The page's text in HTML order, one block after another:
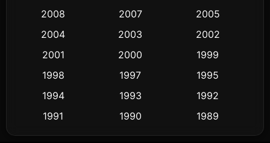
Crime อาชญากรรม
Cult Film
Dance เต้น
Detective สืบสวน
2008
2007
2005
2004
2003
2002
2001
2000
1999
1998
1997
1995
1994
1993
1992
1991
1990
1989
1988
1986
1985